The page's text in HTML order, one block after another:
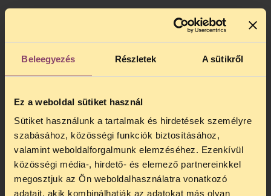
Beleegyezés Részletek A sütikről
Ez a weboldal sütiket használ
Sütiket használunk a tartalmak és hirdetések személyre
szabásához, közösségi funkciók biztosításához,
valamint weboldalforgalmunk elemzéséhez. Ezenkívül
közösségi média-, hirdető- és elemező partnereinkkel
megosztjuk az Ön weboldalhasználatra vonatkozó
adatait, akik kombinálhatják az adatokat más olyan
For English subtitles: start the video and